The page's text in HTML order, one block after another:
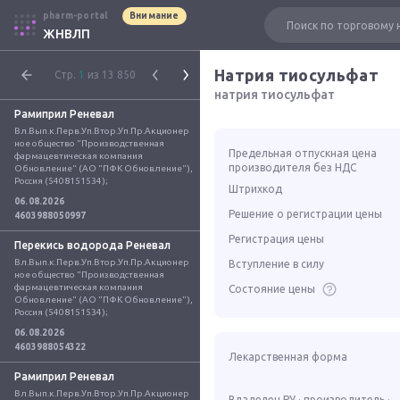
pharm-portal Внимание
ЖНВЛП
Стр. 1 из 13 850
Рамиприл Реневал
Вл.Вып.к.Перв.Уп.Втор.Уп.Пр.Акционер
ное общество "Производственная
фармацевтическая компания
Обновление" (АО "ПФК Обновление"),
Россия (5408151534);
06.08.2026
4603988050997
Перекись водорода Реневал
Вл.Вып.к.Перв.Уп.Втор.Уп.Пр.Акционер
ное общество "Производственная
фармацевтическая компания
Обновление" (АО "ПФК Обновление"),
Россия (5408151534);
06.08.2026
4603988054322
Рамиприл Реневал
Вл.Вып.к.Перв.Уп.Втор.Уп.Пр.Акционер
Натрия тиосульфат
натрия тиосульфат
Предельная отпускная цена
производителя без НДС
Штрихкод
Решение о регистрации цены
Регистрация цены
Вступление в силу
Состояние цены
Лекарственная форма